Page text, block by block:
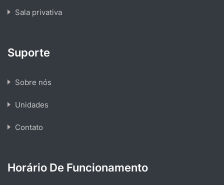
Sala privativa
Suporte
Sobre nós
Unidades
Contato
Horário De Funcionamento